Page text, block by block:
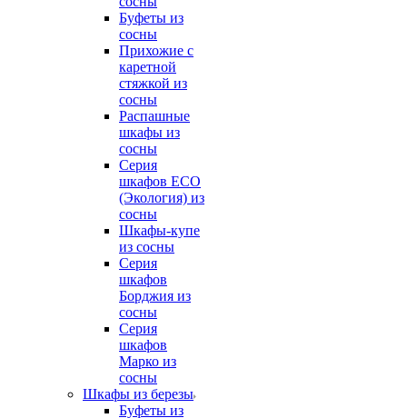
Буфеты из
сосны
Прихожие с
каретной
стяжкой из
сосны
Распашные
шкафы из
сосны
Серия
шкафов ECO
(Экология) из
сосны
Шкафы-купе
из сосны
Серия
шкафов
Борджия из
сосны
Серия
шкафов
Марко из
сосны
Шкафы из березы
Буфеты из